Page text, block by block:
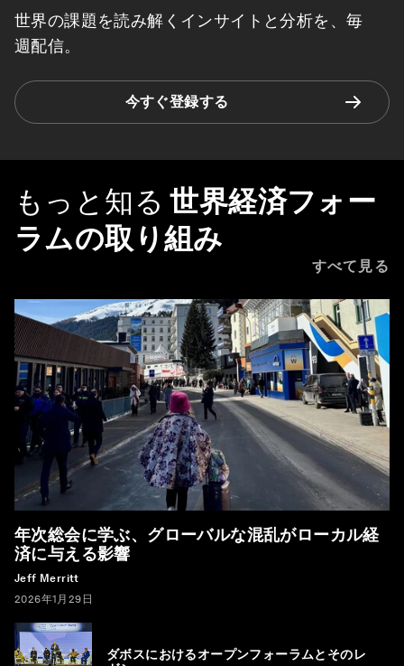
世界の課題を読み解くインサイトと分析を、毎
週配信。
今すぐ登録する
もっと知る 世界経済フォー
ラムの取り組み
すべて見る
年次総会に学ぶ、グローバルな混乱がローカル経
済に与える影響
Jeff Merritt
2026年1月29日
ダボスにおけるオープンフォーラムとそのレ